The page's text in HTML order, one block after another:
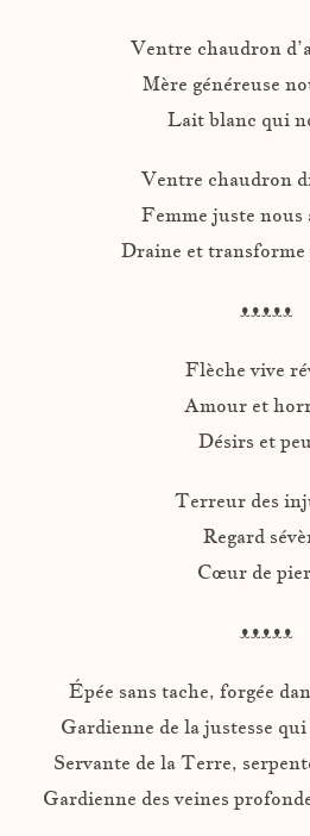
Ventre chaudron
Mère généreuse
Lait blanc qui
Ventre chaudron
Femme juste nous
Draine et transforme
ᴥᴥᴥᴥᴥ
Flèche vive
Amour et
Désirs et
Terreur des
Regard
Cœur de
ᴥᴥᴥᴥᴥ
Épée sans tache, forgée
Gardienne de la justesse
Servante de la Terre,
Gardienne des veines